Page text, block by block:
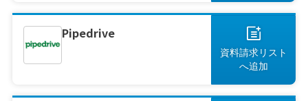
Pipedrive
資料請求リスト
へ追加